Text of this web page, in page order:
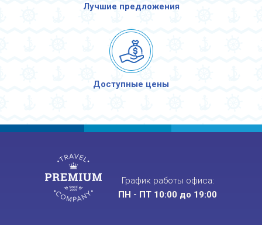
Лучшие предложения
Доступные цены
График работы офиса:
ПН - ПТ 10:00 до 19:00